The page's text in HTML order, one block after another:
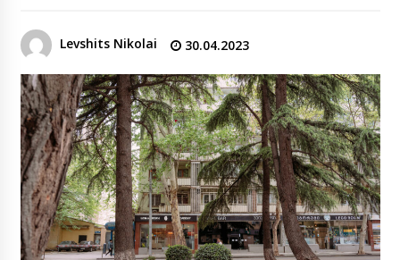
Levshits Nikolai 30.04.2023